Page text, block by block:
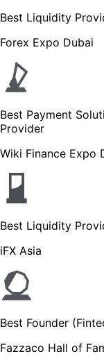
Best Liquidity
Forex Expo Dubai
Best Payment
Provider
Wiki Finance Expo
Best Liquidity
iFX Asia
Best Founder
Fazzaco Hall of